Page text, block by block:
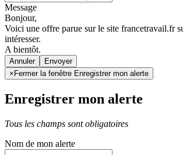
Message
Bonjour,
Voici une offre parue sur le site francetravail.fr
intéresser.
A bientôt.
Annuler
× Fermer la fenêtre Enregistrer mon alerte
Enregistrer mon alerte
Tous les champs sont obligatoires
Nom de mon alerte